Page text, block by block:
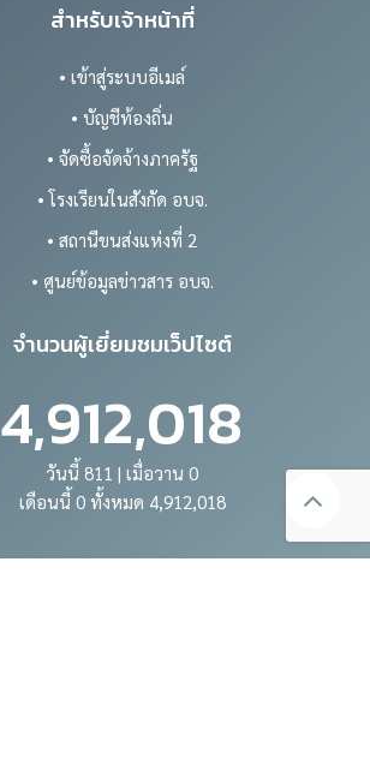
สำหรับเจ้าหน้าที่
• เข้าสู่ระบบอีเมล์
• บัญชีท้องถิ่น
• จัดซื้อจัดจ้างภาครัฐ
• โรงเรียนในสังกัด อบจ.
• สถานีขนส่งแห่งที่ 2
• ศูนย์ข้อมูลข่าวสาร อบจ.
จำนวนผู้เยี่ยมชมเว็ปไซต์
4,912,018
วันนี้ 811 | เมื่อวาน 0
เดือนนี้ 0 ทั้งหมด 4,912,018